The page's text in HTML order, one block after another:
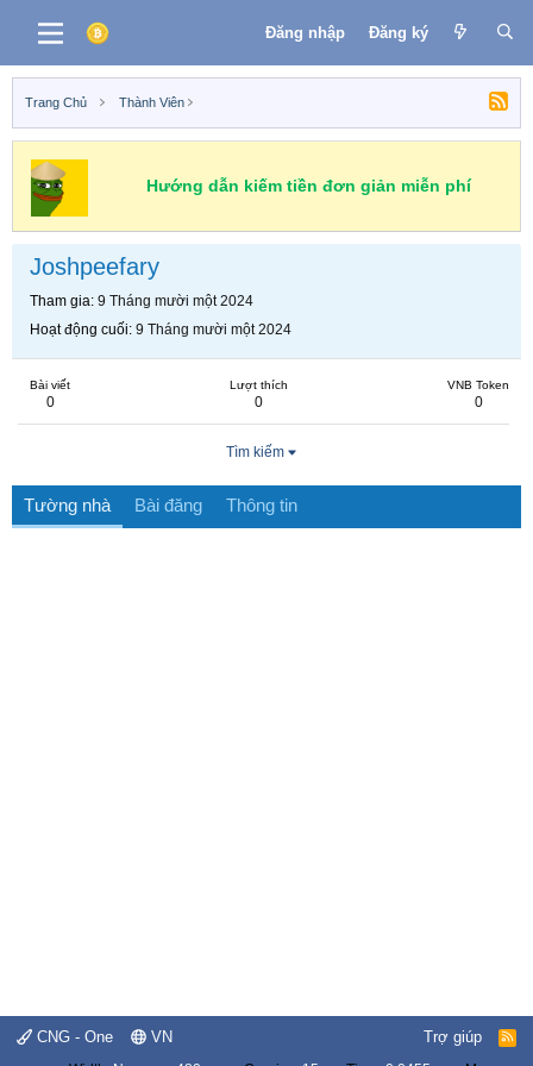
Đăng nhập Đăng ký
Trang Chủ Thành Viên
Hướng dẫn kiếm tiền đơn giản miễn phí
Joshpeefary
Tham gia 9 Tháng mười một 2024
Hoạt động cuối 9 Tháng mười một 2024
Bài viết
0
Lượt thích
0
VNB Token
0
Tìm kiếm
Tường nhà Bài đăng Thông tin
CNG - One VN Trợ giúp
R